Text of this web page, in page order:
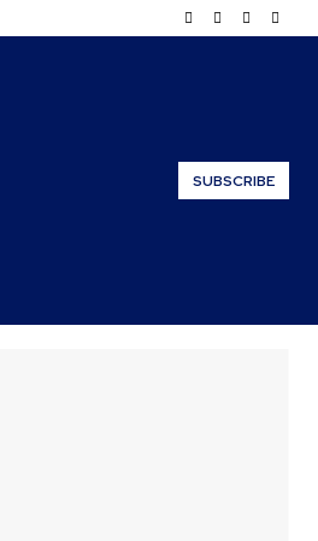
SUBSCRIBE